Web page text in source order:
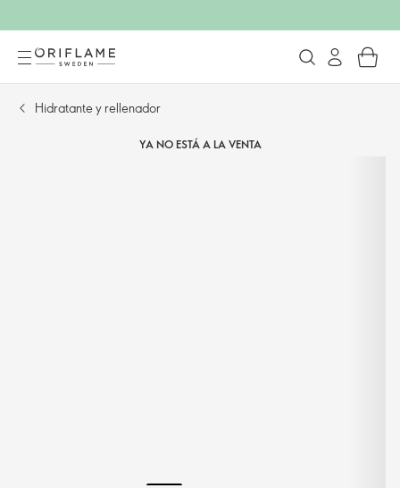
Hidratante y rellenador
YA NO ESTÁ A LA VENTA